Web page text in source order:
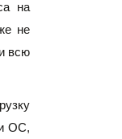
на
не
всю
ОС,